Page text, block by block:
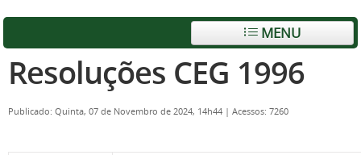
MENU
Resoluções CEG 1996
Publicado: Quinta, 07 de Novembro de 2024, 14h44 | Acessos: 7260